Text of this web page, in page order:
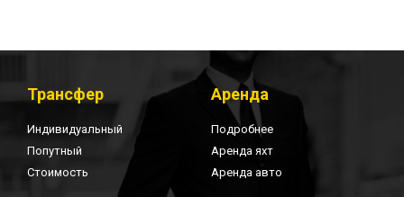
Трансфер
Индивидуальный
Попутный
Стоимость
Аренда
Подробнее
Аренда яхт
Аренда авто